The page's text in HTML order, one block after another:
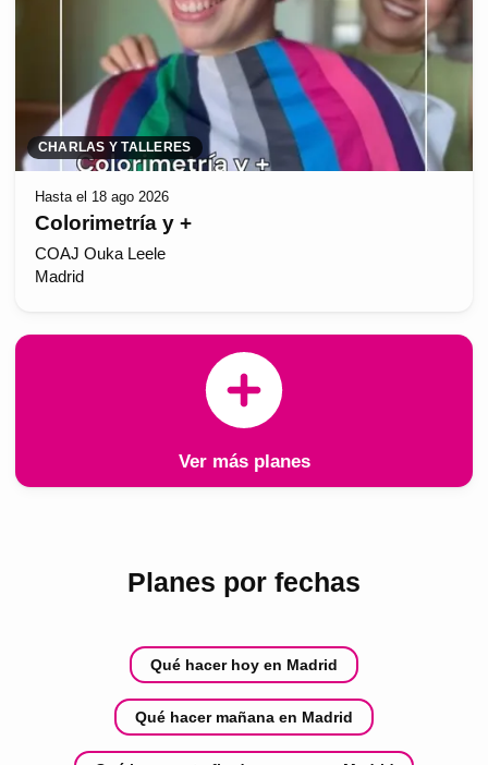
CHARLAS Y TALLERES
Hasta el 18 ago 2026
Colorimetría y +
COAJ Ouka Leele
Madrid
Ver más planes
Planes por fechas
Qué hacer hoy en Madrid
Qué hacer mañana en Madrid